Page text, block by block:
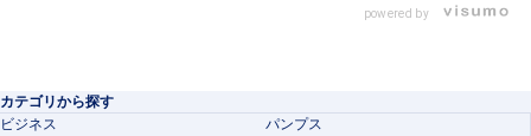
powered by
カテゴリから探す
ビジネス
パンプス